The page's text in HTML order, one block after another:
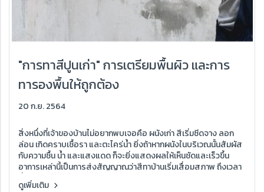
"การทาสีปูนเก่า" การเตรียมพื้นผิว และการ
ทารองพื้นให้ถูกต้อง
20 ก.ย. 2564
สิ่งหนึ่งที่เจ้าของบ้านไม่อยากพบเจอคือ ผนังเก่า สีเริ่มซีดจาง ลอก
ล่อน เกิดคราบเชื้อรา และตะไคร่น้ำ ยิ่งถ้าหากผนังในบริเวณนั้นสัมผัส
กับความชื้น น้ำ และแสงแดด ก็จะยิ่งแสดงผลให้เห็นชัดและเร็วขึ้น
อาการเหล่านี้เป็นการส่งสัญญาณว่าสีทาบ้านเริ่มเสื่อมสภาพ ถึงเวลา
ที่ต้องทาสีใหม่
ดูเพิ่มเติม